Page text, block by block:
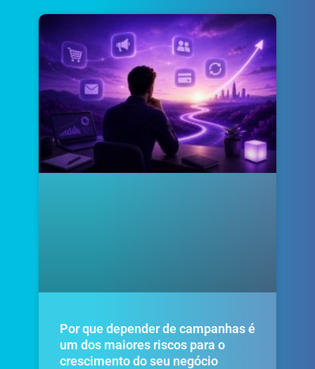
Por que depender de campanhas é
um dos maiores riscos para o
crescimento do seu negócio